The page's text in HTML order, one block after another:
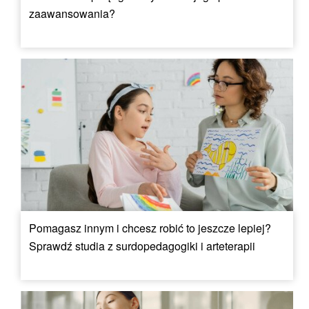
zaawansowania?
Pomagasz innym i chcesz robić to jeszcze lepiej?
Sprawdź studia z surdopedagogiki i arteterapii